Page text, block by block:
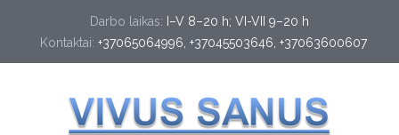
Darbo laikas: I–V 8–20 h; VI-VII 9–20 h
Kontaktai: +37065064996 +37045503646 +37063600607